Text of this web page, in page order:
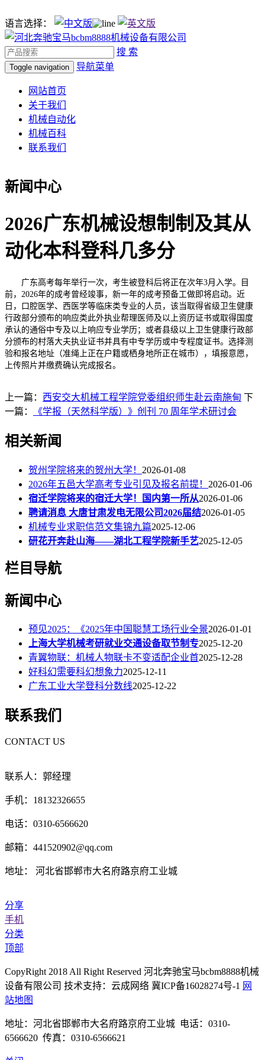
语言选择：
搜 索
Toggle navigation 导航菜单
网站首页
关于我们
机械自动化
机械百科
联系我们
新闻中心
2026广东机械设想制制及其从
动化本科登科几多分
广东高考每年举行一次，考生被登科后将正在次年3月入学。目
前，2026年的成考曾经竣事，新一年的成考预备工做即将启动。近
日，口腔医学、西医学等临床类专业的人员，该当取得省级卫生健康
行政部分颁布的响应类此外执业帮理医师及以上资历证书或取得国度
承认的通俗中专及以上响应专业学历；或者县级以上卫生健康行政部
分颁布的村落大夫执业证书并具有中专学历或中专程度证书。选择测
验和报名地址（准绳上正在户籍或栖身地所正在城市），填报意愿，
上传照片并缴费确认完成报名。
上一篇： 西安交大机械工程学院党委组织师生赴云南施甸 下
一篇：
《学报（天然科学版）》创刊 70 周年学术研讨会
相关新闻
贺州学院将来的贺州大学！ 2026-01-08
2026年五邑大学高考专业引见及报名前提！ 2026-01-06
宿迁学院将来的宿迁大学！国内第一所从2026-01-06
聘请消息 大唐甘肃发电无限公司2026届结2026-01-05
机械专业求职信范文集锦九篇2025-12-06
研花开奔赴山海——湖北工程学院新手艺2025-12-05
栏目导航
新闻中心
预见2025：《2025年中国聪慧工场行业全景2026-01-01
上海大学机械考研就业交通设备取节制专2025-12-20
青翼物联：机械人物联卡不变适配企业首2025-12-28
好科幻需要科幻想象力2025-12-11
广东工业大学登科分数线2025-12-22
联系我们
CONTACT US
联系人：郭经理
手机：18132326655
电话：0310-6566620
邮箱：441520902@qq.com
地址： 河北省邯郸市大名府路京府工业城
分享
手机
分类
顶部
CopyRight 2018 All Right Reserved 河北奔驰宝马bcbm8888机械
设备有限公司 技术支持：云成网络 冀ICP备16028274号-1 网
站地图
地址：河北省邯郸市大名府路京府工业城 电话：0310-
6566620 传真：0310-6566621